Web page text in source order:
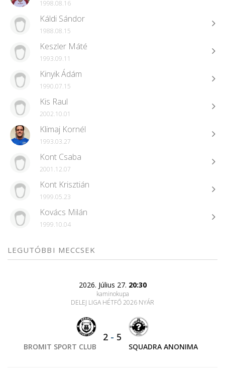
1998.08.16
Káldi Sándor
1988.08.15
Keszler Máté
1993.09.11
Kinyik Ádám
1990.07.15
Kis Raul
2002.10.01
Klimaj Kornél
1993.03.27
Kont Csaba
2001.12.07
Kont Krisztián
1999.05.23
Kovács Milán
1999.10.04
LEGUTÓBBI MECCSEK
2026. Július 27. 20:30
kaminokupa
DELEJ LIGA HÉTFŐ 2026 NYÁR
BROMIT SPORT CLUB
2 - 5
SQUADRA ANONIMA